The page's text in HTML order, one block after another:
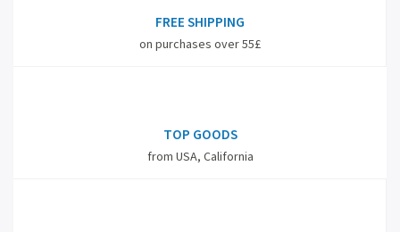
FREE SHIPPING
on purchases over 55£
TOP GOODS
from USA, California